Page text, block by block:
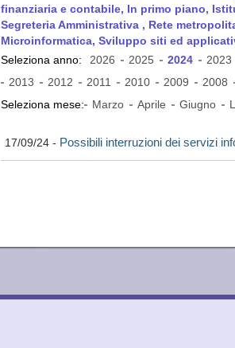
finanziaria e contabile, In primo piano,
Segreteria Amministrativa , Rete
Microinformatica, Sviluppo siti ed
Seleziona anno:
2026 2025 2024 2023
2013
2012 2011 2010 2009 2008
Seleziona mese:
Marzo Aprile Giugno
17/09/24 - Possibili interruzioni dei servizi